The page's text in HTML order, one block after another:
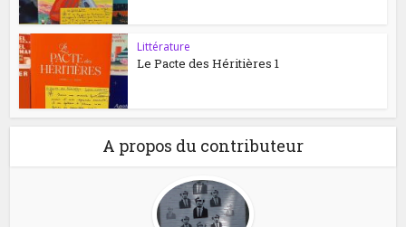
Littérature
Le Pacte des Héritières 1
A propos du contributeur